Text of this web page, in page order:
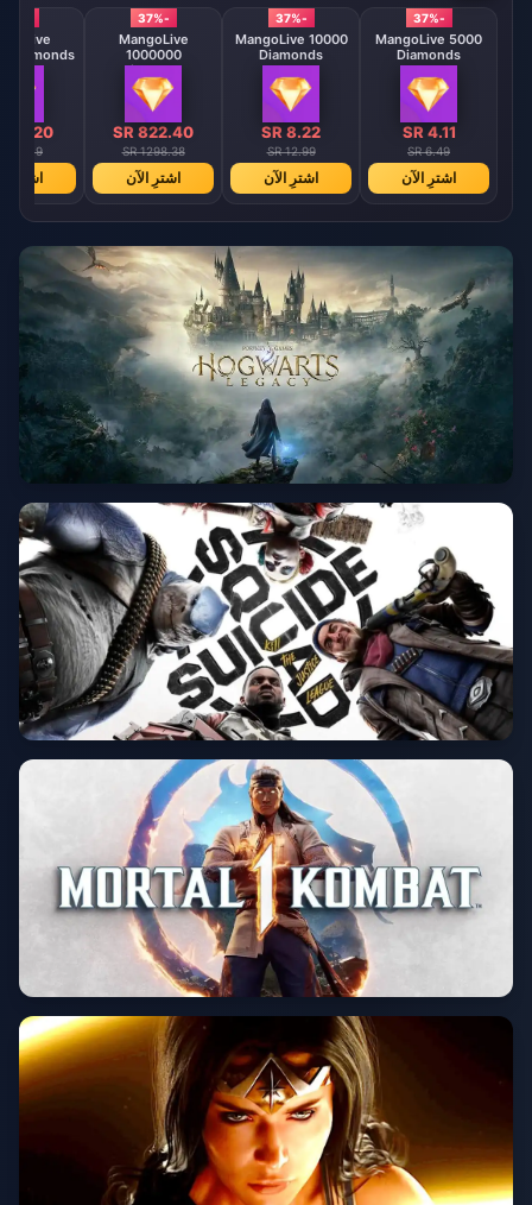
-37%
MangoLive 5000
Diamonds
SR 4.11
SR 6.49
اشترِ الآن
-37%
MangoLive 10000
Diamonds
SR 8.22
SR 12.99
اشترِ الآن
-37%
MangoLive
1000000
Diamonds
SR 822.40
SR 1298.38
اشترِ الآن
Diamonds
411.20
649.19
اشترِ